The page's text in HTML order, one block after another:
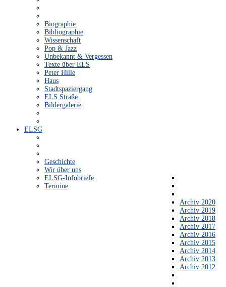
Biographie
Bibliographie
Wissenschaft
Pop & Jazz
Unbekannt & Vergessen
Texte über ELS
Peter Hille
Haus
Stadtspaziergang
ELS Straße
Bildergalerie
ELSG
Geschichte
Wir über uns
ELSG-Infobriefe
Termine
Archiv 2020
Archiv 2019
Archiv 2018
Archiv 2017
Archiv 2016
Archiv 2015
Archiv 2014
Archiv 2013
Archiv 2012